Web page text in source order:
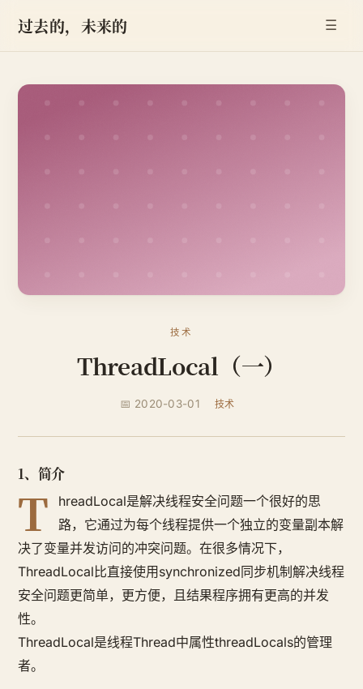
过去的，未来的 ☰
技术
ThreadLocal（一）
📅 2020-03-01 技术
1、简介
T
hreadLocal是解决线程安全问题一个很好的思
路，它通过为每个线程提供一个独立的变量副本解
决了变量并发访问的冲突问题。在很多情况下，
ThreadLocal比直接使用synchronized同步机制解决线程
安全问题更简单，更方便，且结果程序拥有更高的并发
性。
ThreadLocal是线程Thread中属性threadLocals的管理
者。